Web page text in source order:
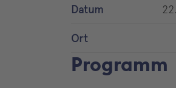
Datum
Ort
Programm